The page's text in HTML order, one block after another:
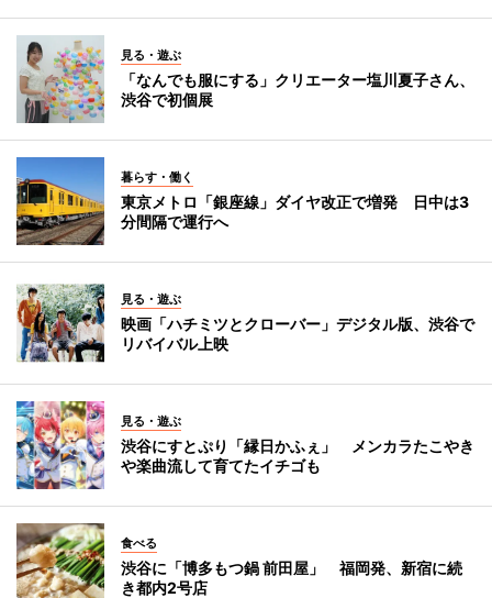
見る・遊ぶ
「なんでも服にする」クリエーター塩川夏子さん、
渋谷で初個展
暮らす・働く
東京メトロ「銀座線」ダイヤ改正で増発 日中は3
分間隔で運行へ
見る・遊ぶ
映画「ハチミツとクローバー」デジタル版、渋谷で
リバイバル上映
見る・遊ぶ
渋谷にすとぷり「縁日かふぇ」 メンカラたこやき
や楽曲流して育てたイチゴも
食べる
渋谷に「博多もつ鍋 前田屋」 福岡発、新宿に続
き都内2号店